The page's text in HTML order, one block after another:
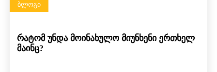
ᲑᲚᲝᲒᲘ
რატომ უნდა მოინახულო მიუნხენი ერთხელ
მაინც?